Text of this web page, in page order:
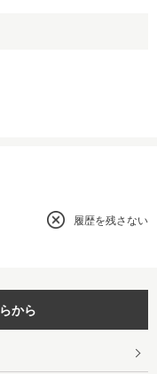
履歴を残さない
から